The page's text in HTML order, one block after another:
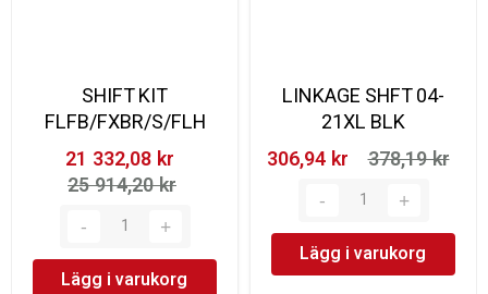
SHIFT KIT
FLFB/FXBR/S/FLH
21 332,08 kr‎
25 914,20 kr‎
Lägg i varukorg
LINKAGE SHFT 04-
21XL BLK
306,94 kr‎
378,19 kr‎
Lägg i varukorg